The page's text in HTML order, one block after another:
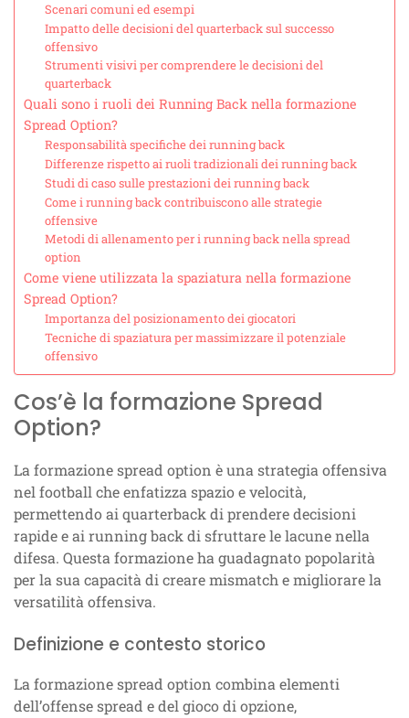
Scenari comuni ed esempi
Impatto delle decisioni del quarterback sul successo
offensivo
Strumenti visivi per comprendere le decisioni del
quarterback
Quali sono i ruoli dei Running Back nella formazione
Spread Option?
Responsabilità specifiche dei running back
Differenze rispetto ai ruoli tradizionali dei running back
Studi di caso sulle prestazioni dei running back
Come i running back contribuiscono alle strategie
offensive
Metodi di allenamento per i running back nella spread
option
Come viene utilizzata la spaziatura nella formazione
Spread Option?
Importanza del posizionamento dei giocatori
Tecniche di spaziatura per massimizzare il potenziale
offensivo
Cos’è la formazione Spread
Option?
La formazione spread option è una strategia offensiva
nel football che enfatizza spazio e velocità,
permettendo ai quarterback di prendere decisioni
rapide e ai running back di sfruttare le lacune nella
difesa. Questa formazione ha guadagnato popolarità
per la sua capacità di creare mismatch e migliorare la
versatilità offensiva.
Definizione e contesto storico
La formazione spread option combina elementi
dell’offense spread e del gioco di opzione,